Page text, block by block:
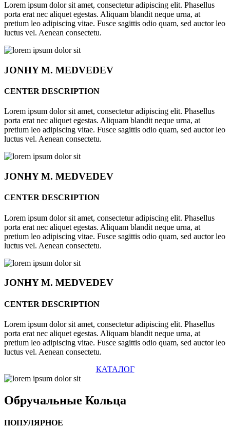
Lorem ipsum dolor sit amet, consectetur adipiscing elit. Phasellus
porta erat nec aliquet egestas. Aliquam blandit neque urna, at
pretium leo adipiscing vitae. Fusce sagittis odio quam, sed auctor leo
luctus vel. Aenean consectetu.
JONHYM. MEDVEDEV
CENTER DESCRIPTION
Lorem ipsum dolor sit amet, consectetur adipiscing elit. Phasellus
porta erat nec aliquet egestas. Aliquam blandit neque urna, at
pretium leo adipiscing vitae. Fusce sagittis odio quam, sed auctor leo
luctus vel. Aenean consectetu.
JONHYM. MEDVEDEV
CENTER DESCRIPTION
Lorem ipsum dolor sit amet, consectetur adipiscing elit. Phasellus
porta erat nec aliquet egestas. Aliquam blandit neque urna, at
pretium leo adipiscing vitae. Fusce sagittis odio quam, sed auctor leo
luctus vel. Aenean consectetu.
JONHYM. MEDVEDEV
CENTER DESCRIPTION
Lorem ipsum dolor sit amet, consectetur adipiscing elit. Phasellus
porta erat nec aliquet egestas. Aliquam blandit neque urna, at
pretium leo adipiscing vitae. Fusce sagittis odio quam, sed auctor leo
luctus vel. Aenean consectetu.
КАТАЛОГ
Обручальные Кольца
ПОПУЛЯРНОЕ